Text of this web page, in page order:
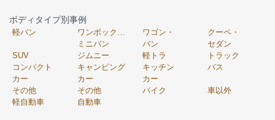
ボディタイプ別事例
軽バン
ミニバン
ワゴン・
バン
クーペ・
セダン
SUV
ジムニー 軽トラ
トラック
コンパクト
カー
キャンピング
カー
キッチン
カー
バス
その他
軽自動車
その他
自動車
バイク 車以外